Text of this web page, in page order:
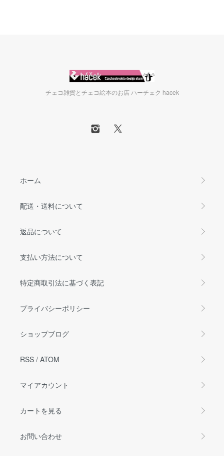
チェコ雑貨とチェコ絵本のお店 ハーチェク hacek
ホーム
配送・送料について
返品について
支払い方法について
特定商取引法に基づく表記
プライバシーポリシー
ショップブログ
RSS / ATOM
マイアカウント
カートを見る
お問い合わせ